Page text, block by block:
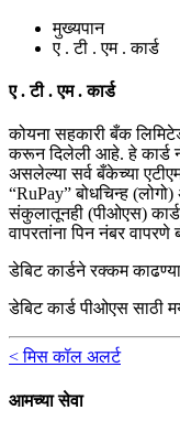
मुख्यपान
ए . टी . एम . कार्ड
ए . टी . एम . कार्ड
कोयना सहकारी बँक
करून दिलेली आहे. हे कार्ड
असलेल्या सर्व बँकेच्या
“RuPay” बोधचिन्ह
संकुलातूनही (पीओएस)
वापरतांना पिन नंबर
डेबिट कार्डने रक्कम
डेबिट कार्ड पीओएस साठी
< मिस कॉल अलर्ट
आमच्या सेवा